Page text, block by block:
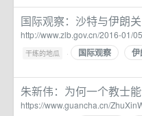
国际观察：沙特与伊朗
http://www.zlb.gov.cn/2016-01/
干练的地瓜 · 国际观察 伊
朱新伟：为何一个教士
https://www.guancha.cn/